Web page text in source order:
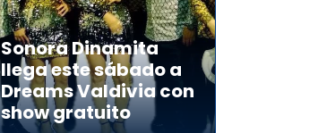
Sonora Dinamita
llega este sábado a
Dreams Valdivia con
show gratuito